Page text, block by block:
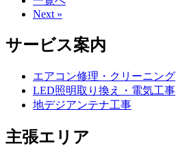
Next »
サービス案内
エアコン修理・クリーニング
LED照明取り換え・電気工事
地デジアンテナ工事
主張エリア